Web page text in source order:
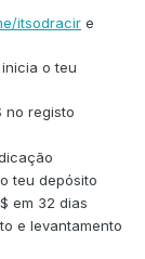
itsodracir e
o teu
no registo
teu depósito
em 32 dias
e levantamento